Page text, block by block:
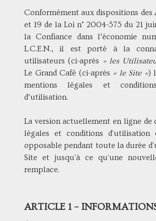
Conformément aux dispositions des
et 19 de la Loi n° 2004-575 du 21
la Confiance dans l’économie
L.C.E.N., il est porté à la
utilisateurs (ci-après « les
Le Grand Café (ci-après « le Site »)
mentions légales et
d’utilisation.
La version actuellement en ligne de
légales et conditions d'utilisation
opposable pendant toute la durée
Site et jusqu'à ce qu'une
remplace.
ARTICLE 1 –